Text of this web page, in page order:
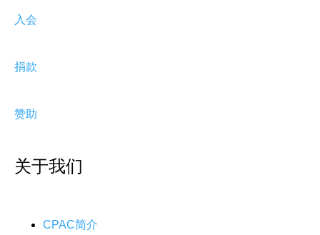
入会
捐款
赞助
关于我们
CPAC简介